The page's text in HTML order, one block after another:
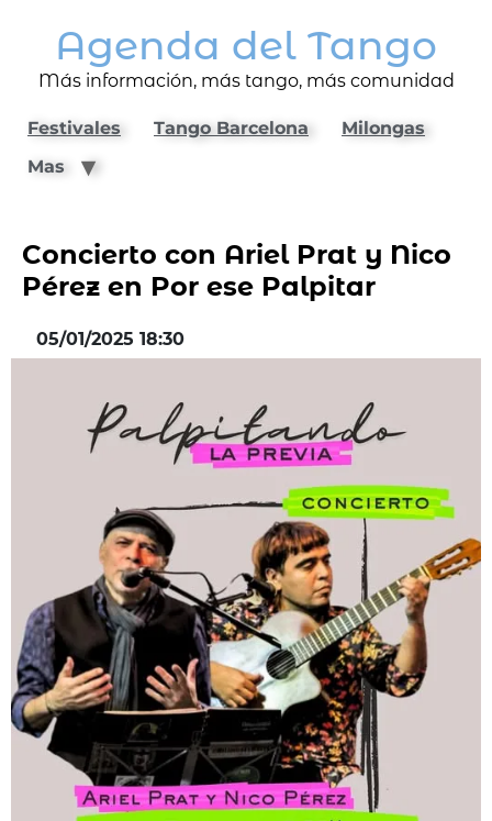
Agenda del Tango
Más información, más tango, más comunidad
Festivales Tango Barcelona
Milongas
Mas
Concierto con Ariel Prat y Nico
Pérez en Por ese Palpitar
05/01/2025 18:30